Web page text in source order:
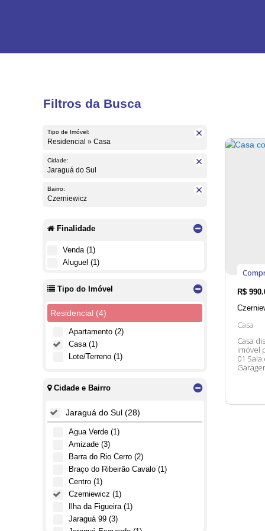
Filtros da Busca
Tipo de Imóvel:
Residencial » Casa
Cidade:
Jaraguá do Sul
Bairro:
Czerniewicz
Finalidade
Venda (1)
Aluguel (1)
Tipo do Imóvel
Residencial (4)
Apartamento (2)
Casa (1)
Lote/Terreno (1)
Cidade e Bairro
Jaraguá do Sul (28)
Água Verde (1)
Amizade (3)
Barra do Rio Cerro (2)
Braço do Ribeirão Cavalo (1)
Centro (1)
Czerniewicz (1)
Ilha da Figueira (1)
Jaraguá 99 (3)
Casa
R$
Casa
imóvel possui: 03 Dormitórios,
01
Garagem